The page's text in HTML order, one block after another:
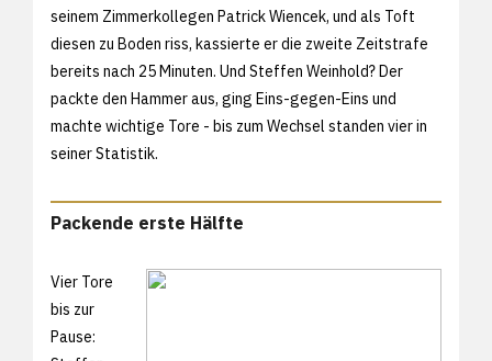
seinem Zimmerkollegen Patrick Wiencek, und als Toft
diesen zu Boden riss, kassierte er die zweite Zeitstrafe
bereits nach 25 Minuten. Und Steffen Weinhold? Der
packte den Hammer aus, ging Eins-gegen-Eins und
machte wichtige Tore - bis zum Wechsel standen vier in
seiner Statistik.
Packende erste Hälfte
Vier Tore
bis zur
Pause: